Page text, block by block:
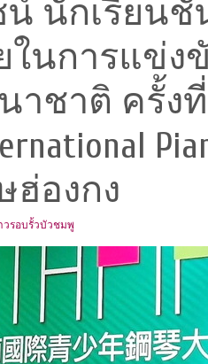
นักเรียน
ในการแข่ง
ชาติ ครั้งที่
ฮ่องกง
วรอบรั้วบัวชมพู